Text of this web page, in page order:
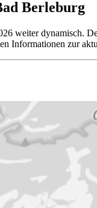
Berleburg
weiter dynamisch.
Informationen zur